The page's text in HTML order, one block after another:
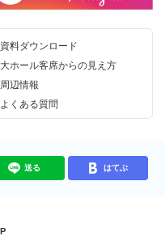
資料ダウンロード
大ホール客席からの見え方
周辺情報
よくある質問
送る はてぶ